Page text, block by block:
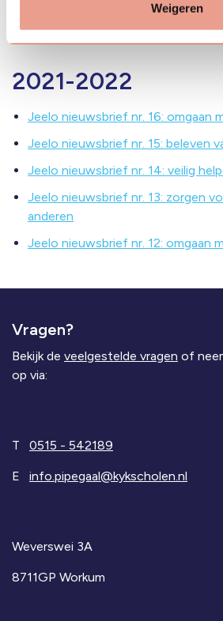
Weigeren
2021-2022
Jeelo nieuwsbrief nr. 16: omgaan
Jeelo nieuwsbrief nr. 15: beleven
Jeelo nieuwsbrief nr. 14: veilig
Jeelo nieuwsbrief nr. 13: zorgen
anderen
Jeelo nieuwsbrief nr. 12: omgaan
Vragen?
Bekijk de veelgestelde vragen of
op via:
T 0515 - 542189
E info.pipegaal@kykscholen.nl
Weverswei 3A
8711GP Workum